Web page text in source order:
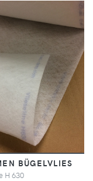
BÜGELVLIES
H 630